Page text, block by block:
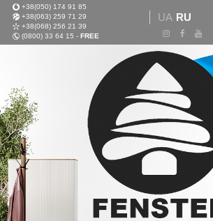
+38(050) 174 91 85
+38(063) 259 71 29
+38(068) 256 21 39
(0800) 33 64 15 - FREE
UA RU